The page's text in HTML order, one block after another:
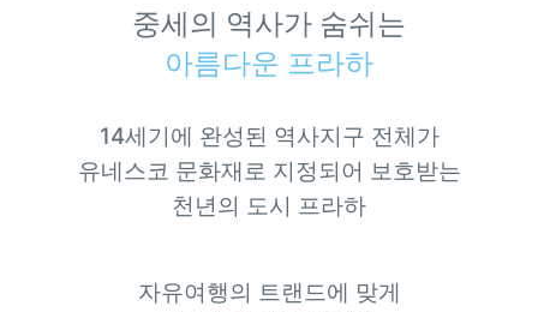
중세의 역사가 숨쉬는
아름다운 프라하
14세기에 완성된 역사지구 전체가
유네스코 문화재로 지정되어 보호받는
천년의 도시 프라하
자유여행의 트랜드에 맞게